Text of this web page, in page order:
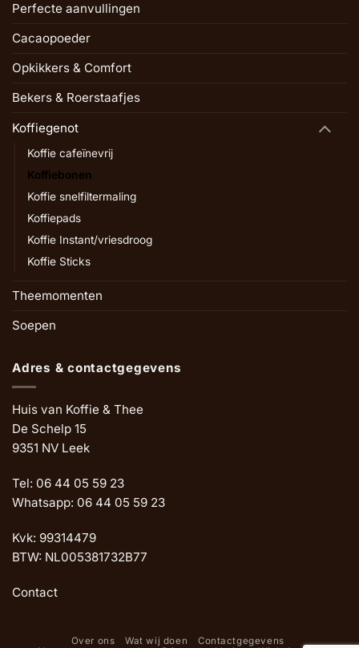
Perfecte aanvullingen
Cacaopoeder
Opkikkers & Comfort
Bekers & Roerstaafjes
Koffiegenot
Koffie cafeïnevrij
Koffiebonen
Koffie snelfiltermaling
Koffiepads
Koffie Instant/vriesdroog
Koffie Sticks
Theemomenten
Soepen
Adres & contactgegevens
Huis van Koffie & Thee
De Schelp 15
9351 NV Leek
Tel: 06 44 05 59 23
Whatsapp: 06 44 05 59 23
Kvk: 99314479
BTW: NL005381732B77
Contact
Over ons Wat wij doen
Contactgegevens